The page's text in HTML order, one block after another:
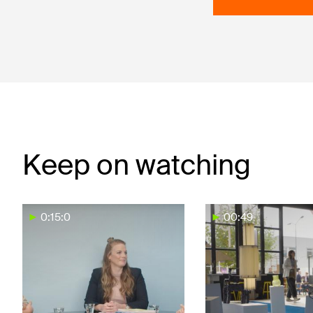
Keep on watching
0:15:0 00:49